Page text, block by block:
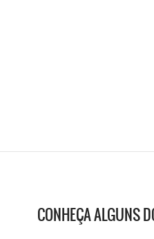
CONHEÇA ALGUNS